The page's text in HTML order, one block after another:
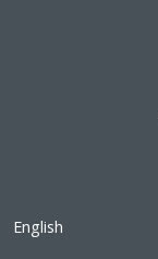
English